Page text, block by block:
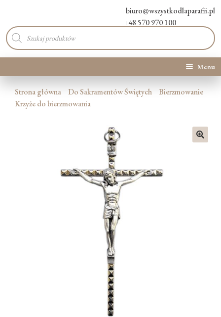
biuro@wszystkodlaparafii.pl
+48 570 970 100
Wyszukiwarka
produktów
Menu
Kategorie produktów
Strona główna Do Sakramentów Świętych
Bierzmowanie
Krzyże do bierzmowania